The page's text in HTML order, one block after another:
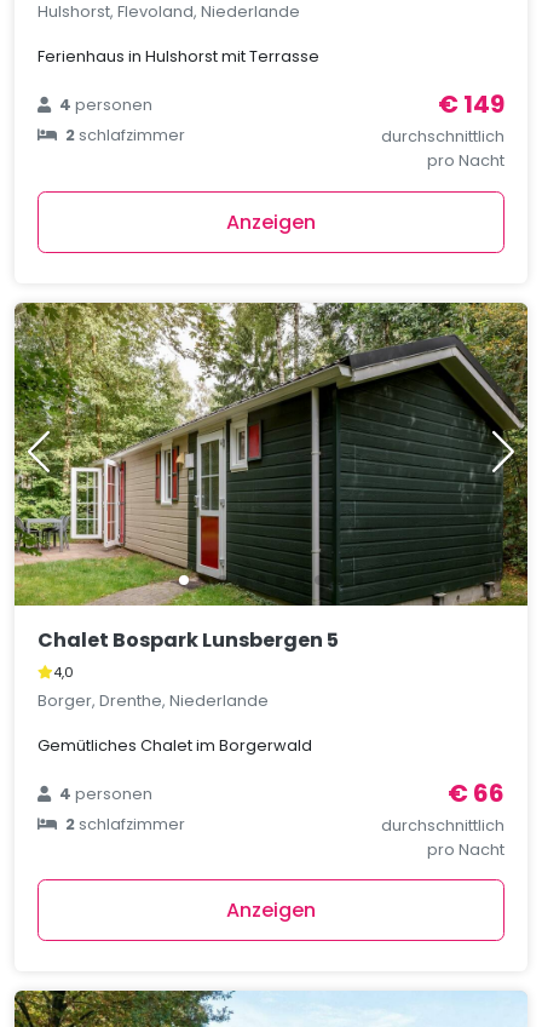
Hulshorst, Flevoland, Niederlande
Ferienhaus in Hulshorst mit Terrasse
4personen
2schlafzimmer
€ 149
durchschnittlich
pro Nacht
Anzeigen
Chalet Bospark Lunsbergen 5
4,0
Borger, Drenthe, Niederlande
Gemütliches Chalet im Borgerwald
4personen
2schlafzimmer
€ 66
durchschnittlich
pro Nacht
Anzeigen